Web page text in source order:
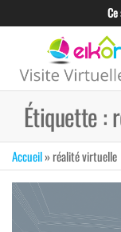
to
content
Étiquette :
Accueil»réalité virtuelle